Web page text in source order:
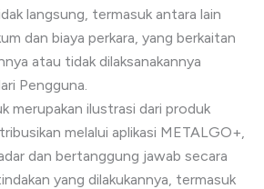
langsung, termasuk antara lain
dan biaya perkara, yang berkaitan
atau tidak dilaksanakannya
Pengguna.
merupakan ilustrasi dari produk
melalui aplikasi METALGO+,
dan bertanggung jawab secara
yang dilakukannya, termasuk